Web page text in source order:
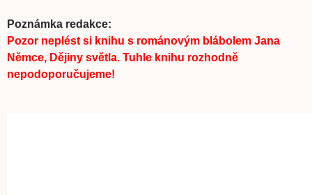
Poznámka redakce:
Pozor neplést si knihu s románovým blábolem Jana
Němce, Dějiny světla. Tuhle knihu rozhodně
nepodoporučujeme!